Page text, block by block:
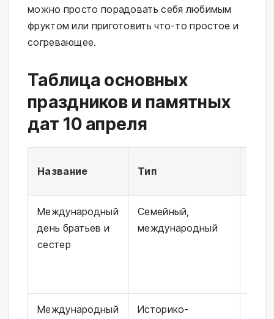
можно просто порадовать себя любимым
фруктом или приготовить что-то простое и
согревающее.
Таблица основных
праздников и памятных
дат 10 апреля
Название Тип
Международный
день братьев и
сестер
Семейный,
международный
Международный
Историко-